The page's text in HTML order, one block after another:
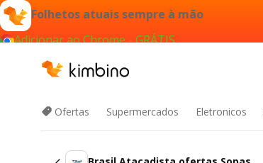
Folhetos atuais sempre à mão
Adicionar ao Chrome - GRÁTIS
Ofertas Supermercados Eletronicos